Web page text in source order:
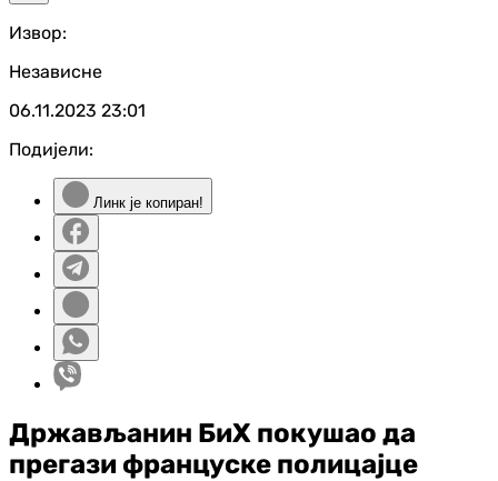
Извор:
Независне
06.11.2023 23:01
Подијели:
Линк је копиран!
Држављанин БиХ покушао да
прегази француске полицајце